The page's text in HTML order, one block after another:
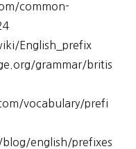
common-
English_prefix
grammar/britis
vocabulary/prefi
english/prefixes